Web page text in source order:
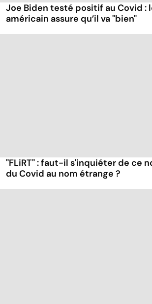
Joe Biden testé positif au Covid :
américain assure qu’il va "bien"
"FLiRT" : faut-il s'inquiéter de ce
du Covid au nom étrange ?